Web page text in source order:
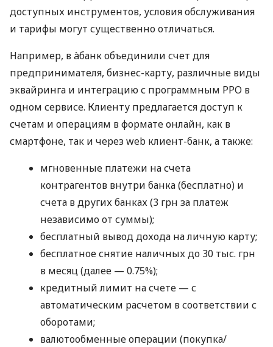
доступных инструментов, условия обслуживания
и тарифы могут существенно отличаться.
Например, в àбанк объединили счет для
предпринимателя, бизнес-карту, различные виды
эквайринга и интеграцию с программным РРО в
одном сервисе. Клиенту предлагается доступ к
счетам и операциям в формате онлайн, как в
смартфоне, так и через web клиент-банк, а также:
мгновенные платежи на счета
контрагентов внутри банка (бесплатно) и
счета в других банках (3 грн за платеж
независимо от суммы);
бесплатный вывод дохода на личную карту;
бесплатное снятие наличных до 30 тыс. грн
в месяц (далее — 0.75%);
кредитный лимит на счете — с
автоматическим расчетом в соответствии с
оборотами;
валютообменные операции (покупка/